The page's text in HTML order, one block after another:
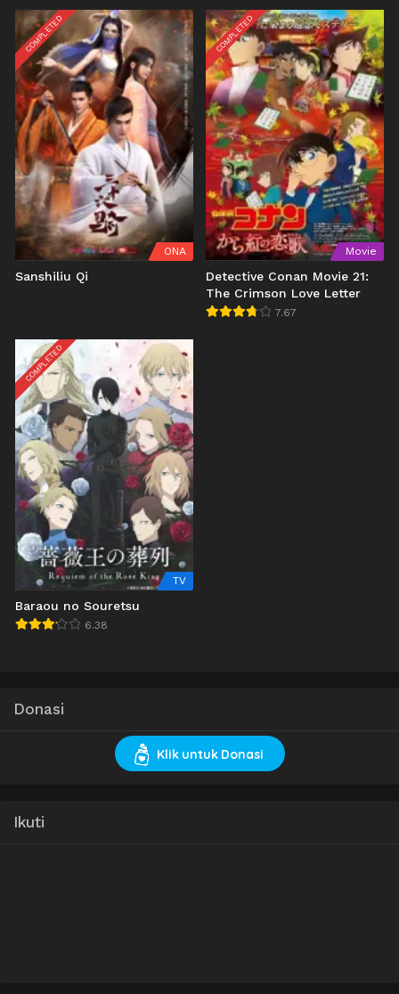
COMPLETED
ONA
Sanshiliu Qi
COMPLETED
Movie
Detective Conan Movie 21:
The Crimson Love Letter
7.67
COMPLETED
TV
Baraou no Souretsu
6.38
Donasi
Klik untuk Donasi
Ikuti